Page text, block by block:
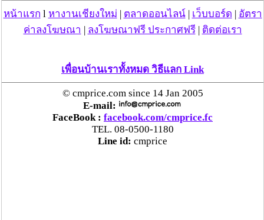
แม่สะเรียง ลุยตรวจ “สกุชชี่“ ของเล่นอันตราย พบไร้
มาตรฐานเสี่ยงอันตราย สั่งห้ามขาย-เตือนภัยผู้
“ลาว” ส่ง “24 คนไทย” กลับประเทศผ่านด่าน
เชียงของ เพื่อดำเนินการตามกฎหมาย พบส่วนใหญ่มี
เอี่ยวแก๊งคอลเซ็นเตอร์
“ตรีนุช” เปิดตัวระบบ “e-WorkPermit” ลงทะเบียน
แรงงานต่างด้าวออนไลน์ ให้บริการ 24 ชั่วโมงทั่ว
หน้าแรก l หางานเชียงใหม่ ตลาดออนไลน์| เว็บบอร์ด
อัตรา
ค่าลงโฆษณา
ลงโฆษณาฟรี ประกาศฟรี| ติดต่อเรา
เพื่อนบ้านเราทั้งหมด วิธีแลก Link
© cmprice.com since 14 Jan 2005
E-mail:
FaceBook : facebook.com/cmprice.fc
TEL. 08-0500-1180
Line id: cmprice